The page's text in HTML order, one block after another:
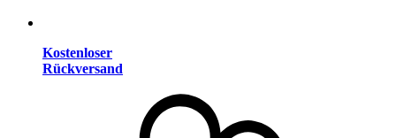
Kostenloser
Rückversand